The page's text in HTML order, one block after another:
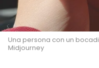
Una persona con un
Midjourney